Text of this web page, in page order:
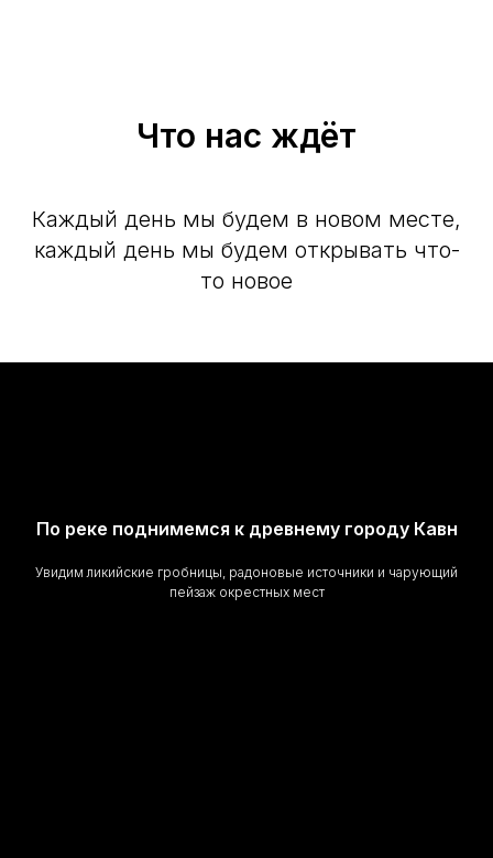
Что нас ждёт
Каждый день мы будем в новом месте,
каждый день мы будем открывать что-
то новое
По реке поднимемся к древнему городу Кавн
Увидим ликийские гробницы, радоновые источники и чарующий
пейзаж окрестных мест